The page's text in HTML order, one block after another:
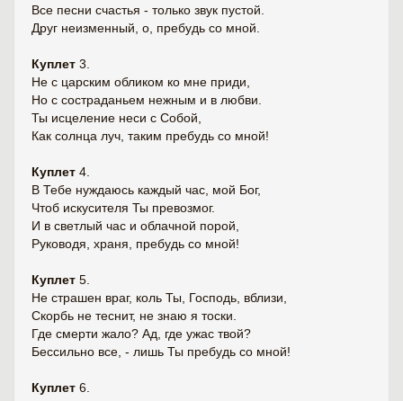
Все песни счастья - только звук пустой.
Друг неизменный, о, пребудь со мной.
Куплет 3.
Не с царским обликом ко мне приди,
Но с состраданьем нежным и в любви.
Ты исцеление неси с Собой,
Как солнца луч, таким пребудь со мной!
Куплет 4.
В Тебе нуждаюсь каждый час, мой Бог,
Чтоб искусителя Ты превозмог.
И в светлый час и облачной порой,
Руководя, храня, пребудь со мной!
Куплет 5.
Не страшен враг, коль Ты, Господь, вблизи,
Скорбь не теснит, не знаю я тоски.
Где смерти жало? Ад, где ужас твой?
Бессильно все, - лишь Ты пребудь со мной!
Куплет 6.